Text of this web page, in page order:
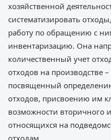
хозяйственной
систематизировать
работу по обращению с
инвентаризацию. Она
количественный учет
отходов на производстве
посвященный
отходов, присвоению им
возможности вторичного
относящихся на